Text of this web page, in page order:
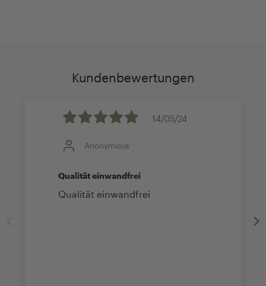
Kundenbewertungen
14/05/24
Anonymous
Qualität einwandfrei
Qualität einwandfrei